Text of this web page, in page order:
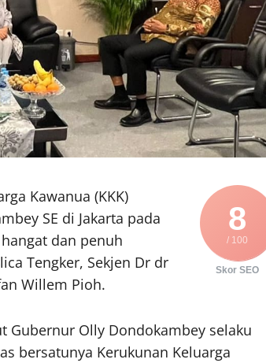
8
/ 100
Skor SEO
Kawanua (KKK)
SE di Jakarta pada
dan penuh
Tengker, Sekjen Dr dr
Willem Pioh.
Gubernur Olly Dondokambey selaku
bersatunya Kerukunan Keluarga